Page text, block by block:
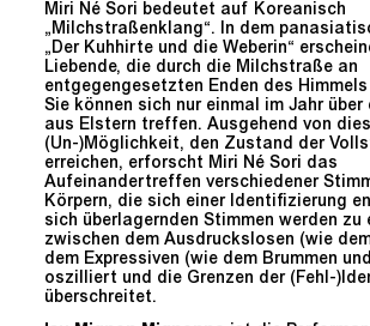
Miri Né Sori bedeutet auf Koreanisch
„Milchstraßenklang“. In dem
„Der Kuhhirte und die Weberin“
Liebende, die durch die Milchstraße an
entgegengesetzten Enden des
Sie können sich nur einmal im Jahr über
aus Elstern treffen. Ausgehend von
(Un-)Möglichkeit, den Zustand der
erreichen, erforscht Miri Né Sori das
Aufeinandertreffen verschiedener
Körpern, die sich einer Identifizierung
sich überlagernden Stimmen werden zu
zwischen dem Ausdruckslosen (wie
dem Expressiven (wie dem Brummen
oszilliert und die Grenzen der (Fehl-
überschreitet.